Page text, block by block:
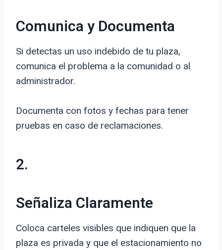
Comunica y Documenta
Si detectas un uso indebido de tu plaza,
comunica el problema a la comunidad o al
administrador.
Documenta con fotos y fechas para tener
pruebas en caso de reclamaciones.
2.
Señaliza Claramente
Coloca carteles visibles que indiquen que la
plaza es privada y que el estacionamiento no